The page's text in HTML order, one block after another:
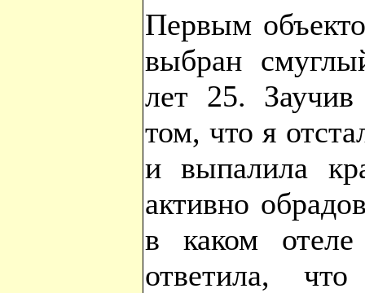
Первым
выбран
лет 25.
том, что я
и выпалила
активно
в каком
ответила,